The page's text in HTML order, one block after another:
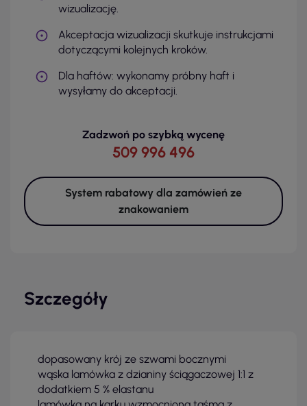
wizualizację.
Akceptacja wizualizacji skutkuje instrukcjami
dotyczącymi kolejnych kroków.
Dla haftów: wykonamy próbny haft i
wysyłamy do akceptacji.
Zadzwoń po szybką wycenę
509 996 496
System rabatowy dla zamówień ze
znakowaniem
Szczegóły
dopasowany krój ze szwami bocznymi
wąska lamówka z dzianiny ściągaczowej 1:1 z
dodatkiem 5 % elastanu